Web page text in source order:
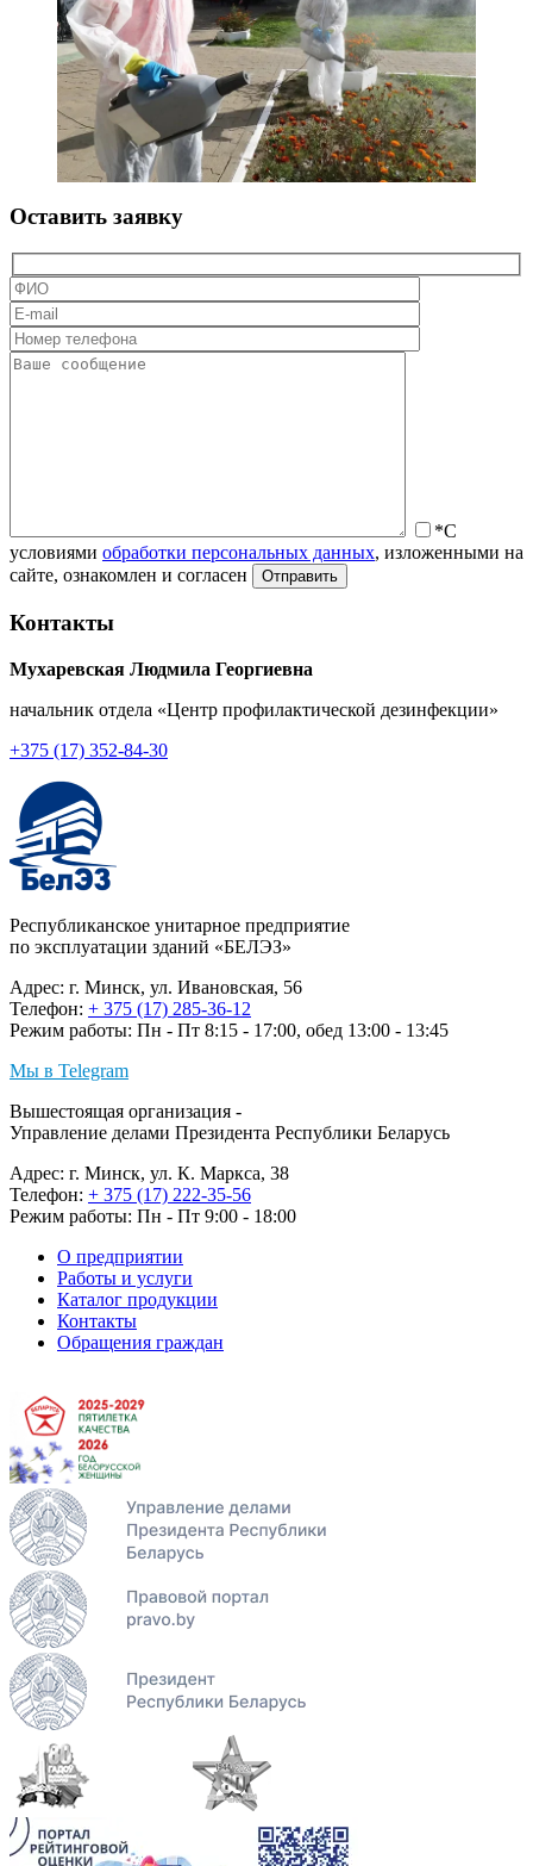
Оставить заявку
*С
условиями обработки персональных данных, изложенными на
сайте, ознакомлен и согласен
Контакты
Мухаревская Людмила Георгиевна
начальник отдела «Центр профилактической дезинфекции»
+375 (17) 352-84-30
Республиканское унитарное предприятие
по эксплуатации зданий «БЕЛЭЗ»
Адрес: г. Минск, ул. Ивановская, 56
Телефон: + 375 (17) 285-36-12
Режим работы: Пн - Пт 8:15 - 17:00, обед 13:00 - 13:45
Мы в Telegram
Вышестоящая организация -
Управление делами Президента Республики Беларусь
Адрес: г. Минск, ул. К. Маркса, 38
Телефон: + 375 (17) 222-35-56
Режим работы: Пн - Пт 9:00 - 18:00
О предприятии
Работы и услуги
Каталог продукции
Контакты
Обращения граждан